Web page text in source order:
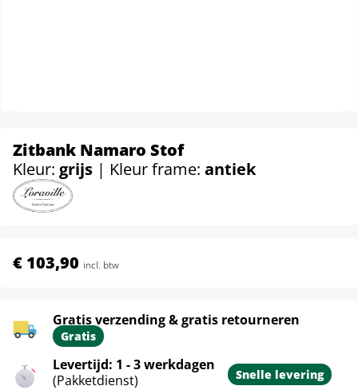
Zitbank Namaro Stof
Kleur: grijs | Kleur frame: antiek
€ 103,90 incl. btw
Gratis verzending & gratis retourneren
Gratis
Levertijd: 1 - 3 werkdagen
(Pakketdienst)
Snelle levering